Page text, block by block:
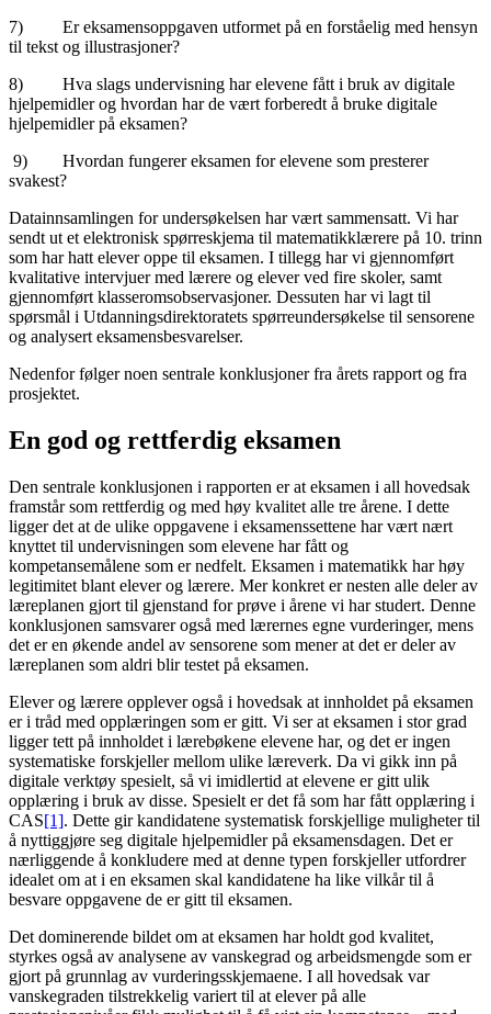
7) Er eksamensoppgaven utformet på en forståelig med hensyn
til tekst og illustrasjoner?
8) Hva slags undervisning har elevene fått i bruk av digitale
hjelpemidler og hvordan har de vært forberedt å bruke digitale
hjelpemidler på eksamen?
9) Hvordan fungerer eksamen for elevene som presterer
svakest?
Datainnsamlingen for undersøkelsen har vært sammensatt. Vi har
sendt ut et elektronisk spørreskjema til matematikklærere på 10. trinn
som har hatt elever oppe til eksamen. I tillegg har vi gjennomført
kvalitative intervjuer med lærere og elever ved fire skoler, samt
gjennomført klasseromsobservasjoner. Dessuten har vi lagt til
spørsmål i Utdanningsdirektoratets spørreundersøkelse til sensorene
og analysert eksamensbesvarelser.
Nedenfor følger noen sentrale konklusjoner fra årets rapport og fra
prosjektet.
En god og rettferdig eksamen
Den sentrale konklusjonen i rapporten er at eksamen i all hovedsak
framstår som rettferdig og med høy kvalitet alle tre årene. I dette
ligger det at de ulike oppgavene i eksamenssettene har vært nært
knyttet til undervisningen som elevene har fått og
kompetansemålene som er nedfelt. Eksamen i matematikk har høy
legitimitet blant elever og lærere. Mer konkret er nesten alle deler av
læreplanen gjort til gjenstand for prøve i årene vi har studert. Denne
konklusjonen samsvarer også med lærernes egne vurderinger, mens
det er en økende andel av sensorene som mener at det er deler av
læreplanen som aldri blir testet på eksamen.
Elever og lærere opplever også i hovedsak at innholdet på eksamen
er i tråd med opplæringen som er gitt. Vi ser at eksamen i stor grad
ligger tett på innholdet i lærebøkene elevene har, og det er ingen
systematiske forskjeller mellom ulike læreverk. Da vi gikk inn på
digitale verktøy spesielt, så vi imidlertid at elevene er gitt ulik
opplæring i bruk av disse. Spesielt er det få som har fått opplæring i
CAS[1]. Dette gir kandidatene systematisk forskjellige muligheter til
å nyttiggjøre seg digitale hjelpemidler på eksamensdagen. Det er
nærliggende å konkludere med at denne typen forskjeller utfordrer
idealet om at i en eksamen skal kandidatene ha like vilkår til å
besvare oppgavene de er gitt til eksamen.
Det dominerende bildet om at eksamen har holdt god kvalitet,
styrkes også av analysene av vanskegrad og arbeidsmengde som er
gjort på grunnlag av vurderingsskjemaene. I all hovedsak var
vanskegraden tilstrekkelig variert til at elever på alle